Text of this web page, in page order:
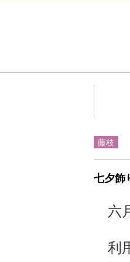
藤枝
七夕
六
利